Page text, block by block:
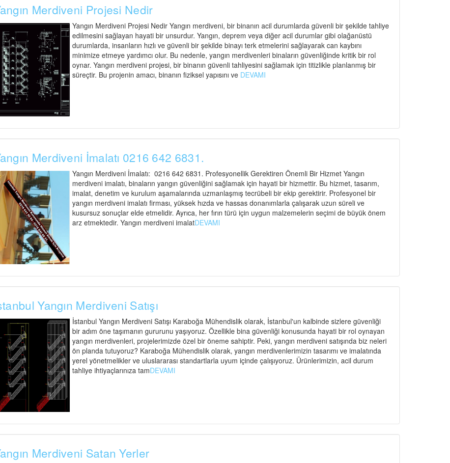
Merdiveni Projesi Nedir
Yangın Merdiveni Projesi Nedir Yangın merdiveni, bir binanın acil durumlarda güvenli bir şekilde tahliye
edilmesini sağlayan hayati bir unsurdur. Yangın, deprem veya diğer acil durumlar gibi olağanüstü
durumlarda, insanların hızlı ve güvenli bir şekilde binayı terk etmelerini sağlayarak can kaybını
minimize etmeye yardımcı olur. Bu nedenle, yangın merdivenleri binaların güvenliğinde kritik bir rol
oynar. Yangın merdiveni projesi, bir binanın güvenli tahliyesini sağlamak için titizlikle planlanmış bir
süreçtir. Bu projenin amacı, binanın fiziksel yapısını ve DEVAMI
Merdiveni İmalatı 0216 642 6831.
Yangın Merdiveni İmalatı: 0216 642 6831. Profesyonellik Gerektiren Önemli Bir Hizmet Yangın
merdiveni imalatı, binaların yangın güvenliğini sağlamak için hayati bir hizmettir. Bu hizmet, tasarım,
imalat, denetim ve kurulum aşamalarında uzmanlaşmış tecrübeli bir ekip gerektirir. Profesyonel bir
yangın merdiveni imalatı firması, yüksek hızda ve hassas donanımlarla çalışarak uzun süreli ve
kusursuz sonuçlar elde etmelidir. Ayrıca, her fırın türü için uygun malzemelerin seçimi de büyük önem
arz etmektedir. Yangın merdiveni imalatDEVAMI
Yangın Merdiveni Satışı
İstanbul Yangın Merdiveni Satışı Karaboğa Mühendislik olarak, İstanbul'un kalbinde sizlere güvenliği
bir adım öne taşımanın gururunu yaşıyoruz. Özellikle bina güvenliği konusunda hayati bir rol oynayan
yangın merdivenleri, projelerimizde özel bir öneme sahiptir. Peki, yangın merdiveni satışında biz neleri
ön planda tutuyoruz? Karaboğa Mühendislik olarak, yangın merdivenlerimizin tasarımı ve imalatında
yerel yönetmelikler ve uluslararası standartlarla uyum içinde çalışıyoruz. Ürünlerimizin, acil durum
tahliye ihtiyaçlarınıza tamDEVAMI
Merdiveni Satan Yerler